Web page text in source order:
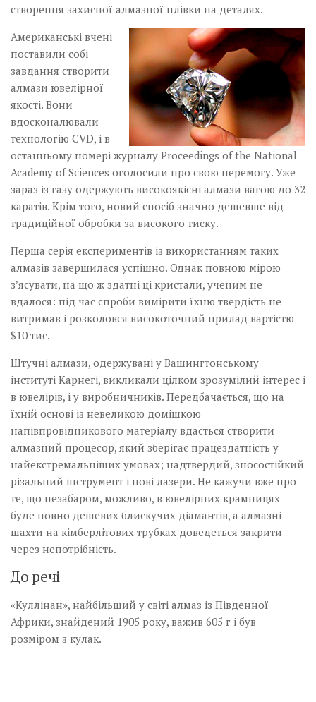
створення захисної алмазної плівки на деталях.
Американські вчені
поставили собі
завдання створити
алмази ювелірної
якості. Вони
вдосконалювали
технологію CVD, і в
останньому номері журналу Proceedings of the National
Academy of Sciences оголосили про свою перемогу. Уже
зараз із газу одержують високоякісні алмази вагою до 32
каратів. Крім того, новий спосіб знач­но дешевше від
традиційної обробки за високого тиску.
Перша серія експериментів із використанням таких
алмазів завершилася успішно. Однак повною мірою
з’ясувати, на що ж здатні ці кристали, ученим не
вдалося: під час спроби вимірити їхню твердість не
витримав і розколовся високоточний прилад вартістю
$10 тис.
Штучні алмази, одер­жувані у Вашингтон­ському
інституті Карнегі, викликали цілком зрозумілий інтерес і
в ювелірів, і у виробничників. Передбачається, що на
їхній основі із невеликою домішкою
напівпровідникового матеріалу вдасться створити
алмазний процесор, який зберігає працездатність у
найекстремальніших умовах; надтвердий, зносостійкий
різальний інструмент і нові лазери. Не кажучи вже про
те, що незабаром, можливо, в ювелірних крамницях
буде повно дешевих блискучих діамантів, а алмазні
шахти на кімберлітових трубках доведеться закрити
через непотрібність.
До речі
«Куллінан», найбільший у світі алмаз із Південної
Африки, знайдений 1905 року, важив 605 г і був
розміром з кулак.